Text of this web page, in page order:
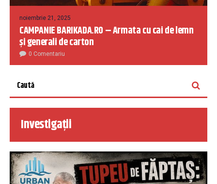
noiembrie 21, 2025
CAMPANIE BARIKADA.RO – Armata cu cai de lemn
și generali de carton
0 Comentariu
Investigații